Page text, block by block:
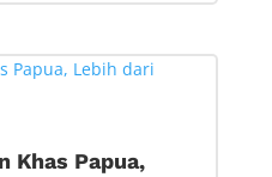
Khas Papua,